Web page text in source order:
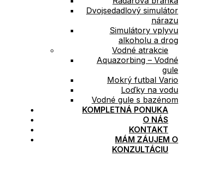
Dvojsedadlový simulátor
nárazu
Simulátory vplyvu
alkoholu a drog
Vodné atrakcie
Aquazorbing – Vodné
gule
Mokrý futbal Vario
Loďky na vodu
Vodné gule s bazénom
KOMPLETNÁ PONUKA
O NÁS
KONTAKT
MÁM ZÁUJEM O
KONZULTÁCIU